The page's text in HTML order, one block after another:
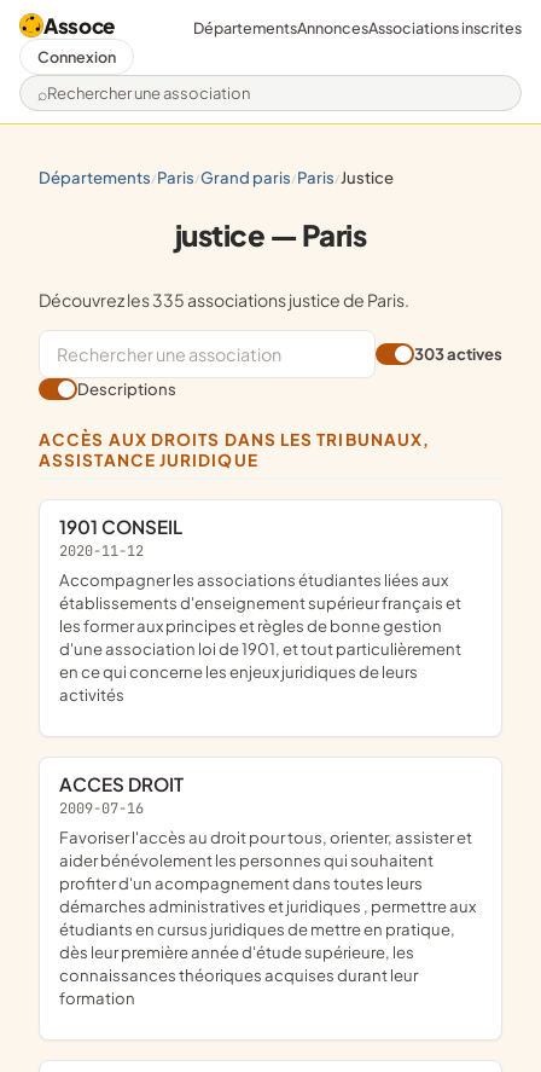
Assoce
Rechercher une association
DépartementsAnnoncesAssociations inscrites
Connexion
départements/ paris/ grand paris/ paris/ justice
justice — Paris
Découvrez les 335 associations justice de Paris.
303 actives
Descriptions
ACCÈS AUX DROITS DANS LES TRIBUNAUX,
ASSISTANCE JURIDIQUE
1901 CONSEIL
2020-11-12
accompagner les associations étudiantes liées aux
établissements d'enseignement supérieur français et
les former aux principes et règles de bonne gestion
d'une association loi de 1901, et tout particulièrement
en ce qui concerne les enjeux juridiques de leurs
activités
ACCES DROIT
2009-07-16
favoriser l'accès au droit pour tous, orienter, assister et
aider bénévolement les personnes qui souhaitent
profiter d'un acompagnement dans toutes leurs
démarches administratives et juridiques , permettre aux
étudiants en cursus juridiques de mettre en pratique,
dès leur première année d'étude supérieure, les
connaissances théoriques acquises durant leur
formation